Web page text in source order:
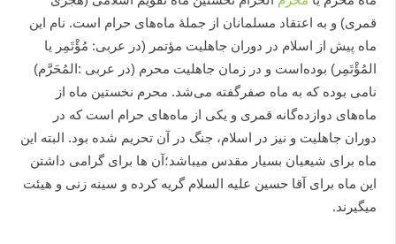
قمری) و به اعتقاد مسلمانان از جملهٔ ماه‌های حرام است. نام این
ماه پیش از اسلام در دوران جاهلیت مؤتمر (در عربی: مُؤْتَمِر یا
المُؤْتَمِر) بوده‌است و در زمان جاهلیت محرم (در عربی :المُحَرَّم)
نامی بوده که به ماه صفرگفته می‌شد. محرم نخستین ماه از
ماه‌های دوازده‌گانه قمری و یکی از ماه‌های حرام است که در
دوران جاهلیت و نیز در اسلام، جنگ در آن تحریم شده بود. البته این
ماه برای شیعیان بسیار مقدس میباشد؛آن ها برای گرامی داشتن
این ماه برای آقا حسین علیه السلام گریه کرده و سینه زنی و هیئت
میگیرند.